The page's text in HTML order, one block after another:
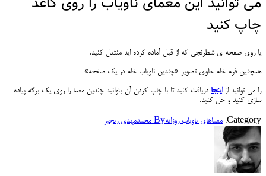
چاپ کنید
یا روی صفحه ی شطرنجی که از قبل آماده کرده اید منتقل کنید.
همچنین فرم خام حاوی تصویر «چندین ناویاب خام در یک صفحه»
را می توانید ازاینجا دریافت کنید تا با چاپ کردن آن بتوانید چندین معما را روی یک برگه پیاده
سازی کنید و حل کنید.
Category: معماهای ناویاب روزانهBy محمدمهدی رنجبر